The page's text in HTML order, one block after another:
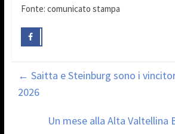
Fonte: comunicato stampa
← Saitta e Steinburg sono i
2026
Un mese alla Alta Valtellina